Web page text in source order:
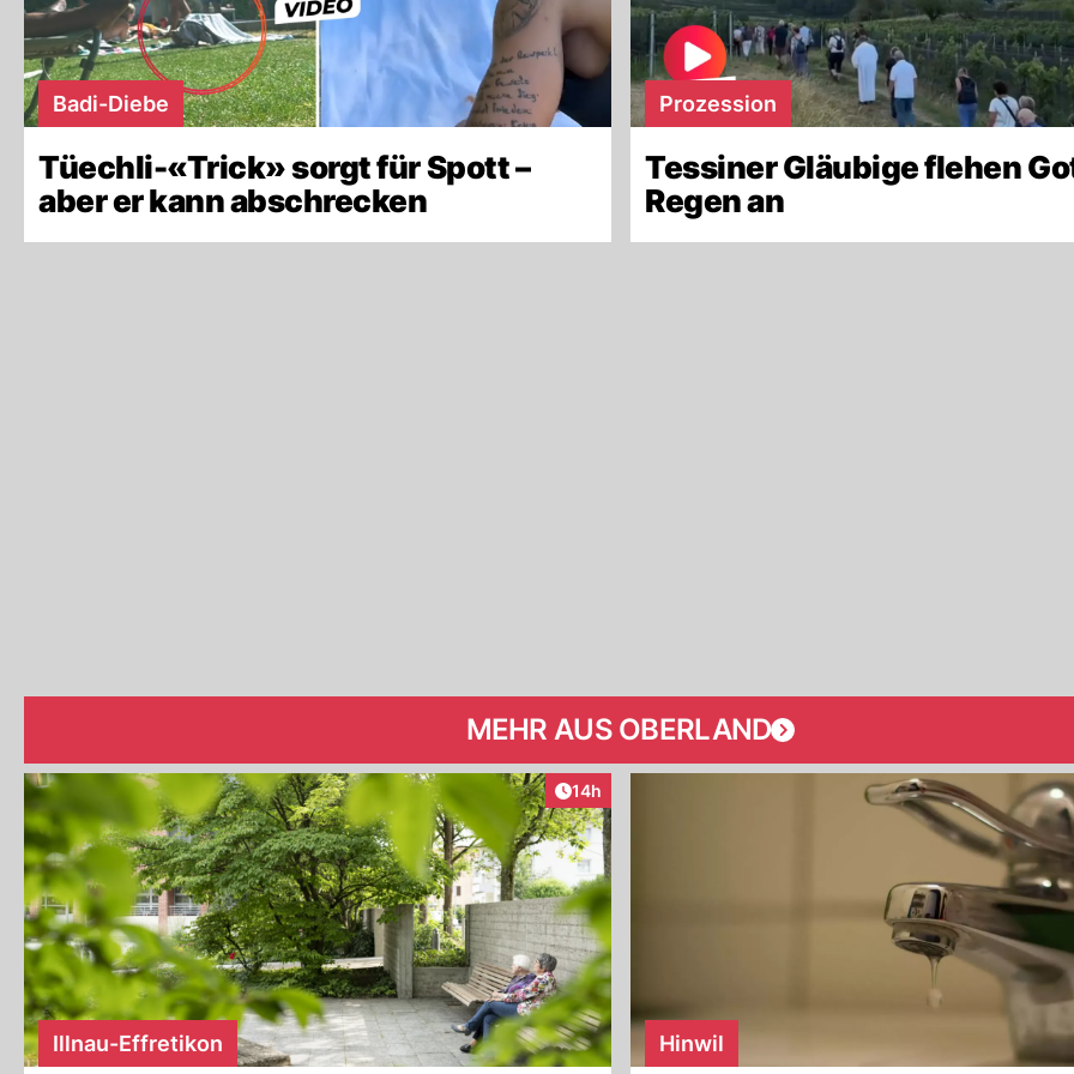
Badi-Diebe
Tüechli-«Trick» sorgt für Spott –
aber er kann abschrecken
Prozession
Tessiner Gläubige flehen
Regen an
MEHR AUS OBERLAND
Artikel veröffentlicht:
14h
Illnau-Effretikon Hinwil